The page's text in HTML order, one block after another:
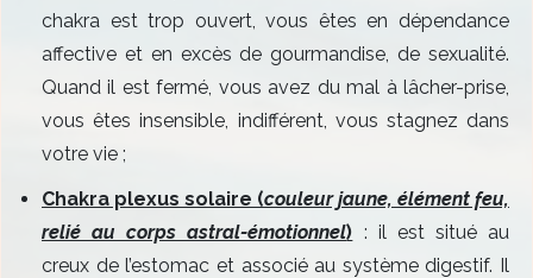
chakra est trop ouvert, vous êtes en dépendance
affective et en excès de gourmandise, de sexualité.
Quand il est fermé, vous avez du mal à lâcher-prise,
vous êtes insensible, indifférent, vous stagnez dans
votre vie ;
Chakra plexus solaire (couleur jaune, élément feu,
relié au corps astral-émotionnel) : il est situé au
creux de l’estomac et associé au système digestif. Il